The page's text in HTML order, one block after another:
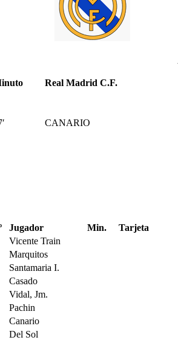
Real Madrid C.F.
CANARIO
Jugador Min.
Tarjeta
Vicente Train
Marquitos
Santamaria I.
Casado
Vidal, Jm.
Pachin
Canario
Del Sol